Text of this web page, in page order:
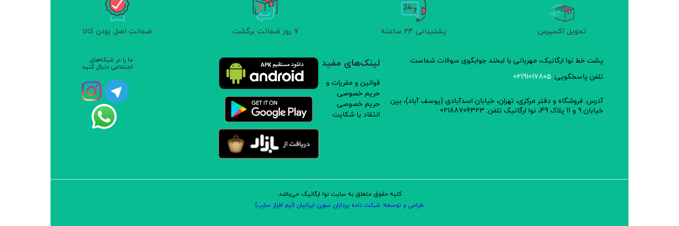
تحویل اکسپرس پشتیبانی 24 ساعته 7 روز ضمانت برگشت ضمانت اصل بودن کالا
پشت خط نوا ارگانیک، مهربانی با لبخند جوابگوی سوالات شماست
تلفن پاسخگویی: 02191017805
آدرس: فروشگاه و دفتر مرکزی، تهران، خیابان اسدآبادی (یوسف آباد)، بین
خیابان 9 و 11 پلاک 49، نوا ارگانیک تلفن: 02188706323
لینک‌های مفید
قوانین و مقررات و
حریم خصوصی
حریم خصوصی
انتقاد یا شکایت
ما را در شبکه‌های
اجتماعی دنبال کنید
کلیه حقوق متعلق به سایت نوا ارگانیک می‌باشد.
طراحی و توسعه: شرکت داده پردازان سورن ایرانیان (نرم افزار سارب)